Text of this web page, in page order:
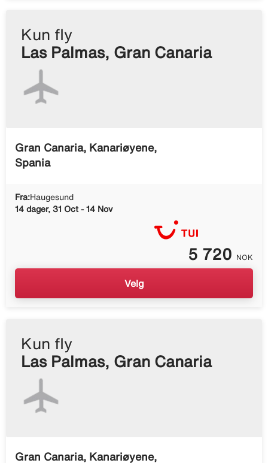
Kun fly
Las Palmas, Gran Canaria
Gran Canaria, Kanariøyene,
Spania
Fra:Haugesund
14 dager, 31 Oct - 14 Nov
5 720 NOK
Velg
Kun fly
Las Palmas, Gran Canaria
Gran Canaria, Kanariøyene,